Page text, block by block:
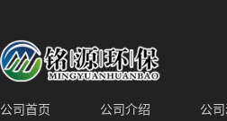
公司首页 公司介绍 公